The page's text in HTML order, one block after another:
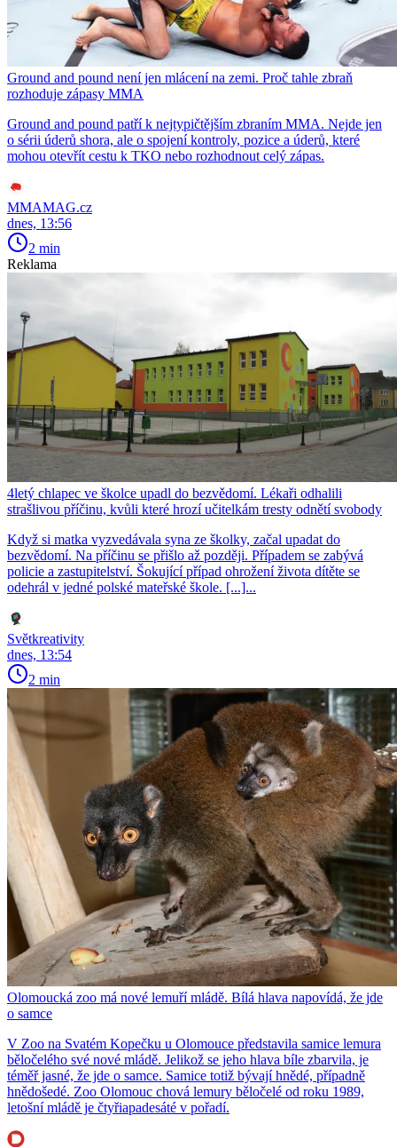
Ground and pound není jen mlácení na zemi. Proč tahle zbraň
rozhoduje zápasy MMA
Ground and pound patří k nejtypičtějším zbraním MMA. Nejde jen
o sérii úderů shora, ale o spojení kontroly, pozice a úderů, které
mohou otevřít cestu k TKO nebo rozhodnout celý zápas.
MMAMAG.cz
dnes, 13:56
2 min
Reklama
4letý chlapec ve školce upadl do bezvědomí. Lékaři odhalili
strašlivou příčinu, kvůli které hrozí učitelkám tresty odnětí svobody
Když si matka vyzvedávala syna ze školky, začal upadat do
bezvědomí. Na příčinu se přišlo až později. Případem se zabývá
policie a zastupitelství. Šokující případ ohrožení života dítěte se
odehrál v jedné polské mateřské škole. [...]...
Světkreativity
dnes, 13:54
2 min
Olomoucká zoo má nové lemuří mládě. Bílá hlava napovídá, že jde
o samce
V Zoo na Svatém Kopečku u Olomouce představila samice lemura
běločelého své nové mládě. Jelikož se jeho hlava bíle zbarvila, je
téměř jasné, že jde o samce. Samice totiž bývají hnědé, případně
hnědošedé. Zoo Olomouc chová lemury běločelé od roku 1989,
letošní mládě je čtyřiapadesáté v pořadí.